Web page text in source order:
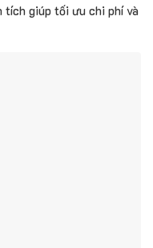
tích giúp tối ưu chi phí và